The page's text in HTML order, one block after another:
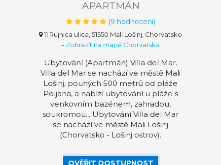
APARTMÁN
(9 hodnocení)
11 Rujnica ulica, 51550 Mali Lošinj, Chorvatsko
- Zobrazit na mapě Chorvatska
Ubytování (Apartmán) Villa del Mar.
Villa del Mar se nachází ve městě Mali
Lošinj, pouhých 500 metrů od pláže
Poljana, a nabízí ubytování u pláže s
venkovním bazénem, zahradou,
soukromou... Ubytování Villa del Mar
se nachází ve městě Mali Lošinj
(Chorvatsko - Lošinj ostrov).
OVĚŘIT DOSTUPNOST